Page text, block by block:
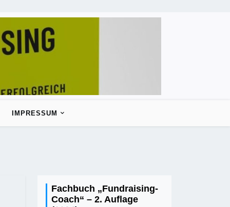
IMPRESSUM
Fachbuch „Fundraising-
Coach“ – 2. Auflage